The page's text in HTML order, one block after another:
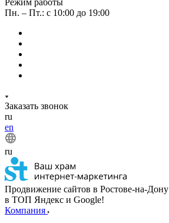
Режим работы
Пн. – Пт.: с 10:00 до 19:00
Заказать звонок
ru
en
ru
Продвижение сайтов в Ростове-на-Дону
в ТОП Яндекс и Google!
Компания